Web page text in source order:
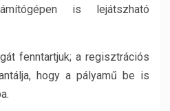
is lejátszható
fenntartjuk; a regisztrációs
hogy a pályamű be is